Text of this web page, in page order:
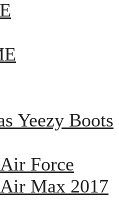
Yeezy Boots
Force
Max 2017